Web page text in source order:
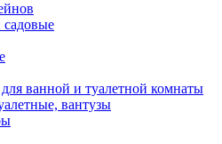
ванной и туалетной комнаты
вантузы